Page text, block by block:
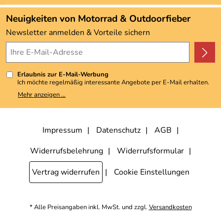
www.hepco-becker.de
Angebote
Kundenbewertungen (3.492)
4,9/5*****
Neuigkeiten von Motorrad & Outdoorfieber
Newsletter anmelden & Vorteile sichern
Erlaubnis zur E-Mail-Werbung
Ich möchte regelmäßig interessante Angebote per E-Mail erhalten.
Meine E-Mail-Adresse wird nicht an andere Unternehmen
weitergegeben. Zu statistischen Zwecken wird in anonymer Form
kann ich jederzeit mit Wirkung für die Zukunft widerrufen, indem ich
den Link "Abmelden" am Ende des Newsletters anklicke. Die
Mehr anzeigen ...
Impressum Datenschutz
AGB
Widerrufsbelehrung
Widerrufsformular
Vertrag widerrufen
Cookie Einstellungen
* Alle Preisangaben inkl. MwSt. und zzgl.Versandkosten